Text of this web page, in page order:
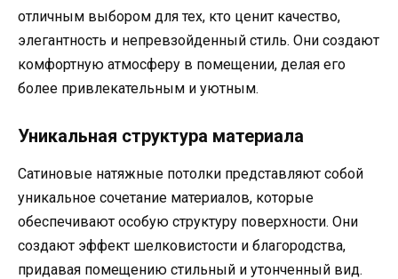
отличным выбором для тех, кто ценит качество,
элегантность и непревзойденный стиль. Они создают
комфортную атмосферу в помещении, делая его
более привлекательным и уютным.
Уникальная структура материала
Сатиновые натяжные потолки представляют собой
уникальное сочетание материалов, которые
обеспечивают особую структуру поверхности. Они
создают эффект шелковистости и благородства,
придавая помещению стильный и утонченный вид.